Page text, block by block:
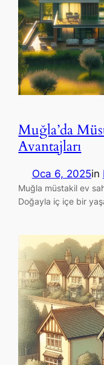
Muğla’da
Avantajları
Oca 6, 2025in
Muğla müstakil ev
Doğayla iç içe bir